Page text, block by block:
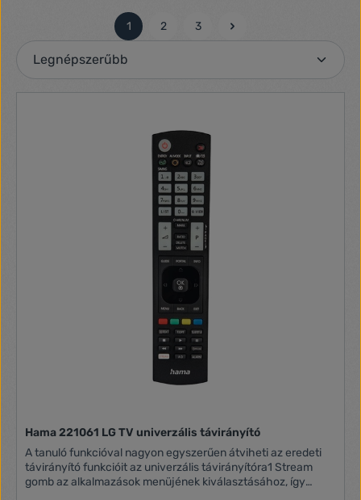
Oldal
1
Oldal
2
Oldal
3
Hama 221061 LG TV univerzális távirányító
A tanuló funkcióval nagyon egyszerűen átviheti az eredeti
távirányító funkcióit az univerzális távirányítóra1 Stream
gomb az alkalmazások menüjének kiválasztásához, így